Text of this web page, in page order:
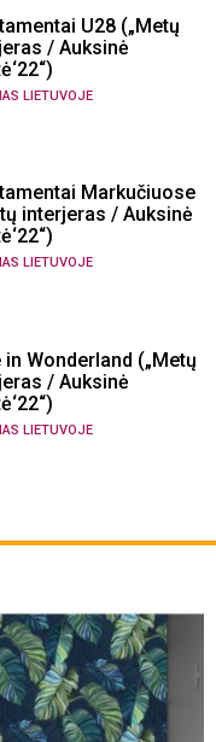
U28 („Metų
/ Auksinė
LIETUVOJE
Markučiuose
interjeras / Auksinė
LIETUVOJE
in Wonderland („Metų
/ Auksinė
LIETUVOJE